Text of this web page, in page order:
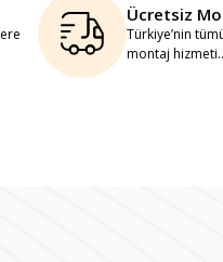
Ücretsiz
Türkiye’nin
montaj